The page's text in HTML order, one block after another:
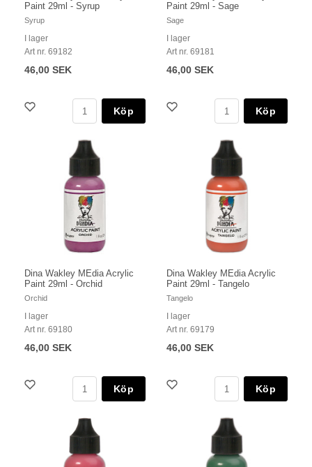
Paint 29ml - Syrup
Syrup
I lager
Art nr. 69182
46,00 SEK
Köp
Paint 29ml - Sage
Sage
I lager
Art nr. 69181
46,00 SEK
Köp
Dina Wakley MEdia Acrylic
Paint 29ml - Orchid
Orchid
I lager
Art nr. 69180
46,00 SEK
Köp
Dina Wakley MEdia Acrylic
Paint 29ml - Tangelo
Tangelo
I lager
Art nr. 69179
46,00 SEK
Köp